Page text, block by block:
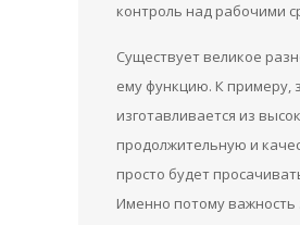
контроль над рабочими
Существует великое
ему функцию. К примеру,
изготавливается из
продолжительную и
просто будет
Именно потому